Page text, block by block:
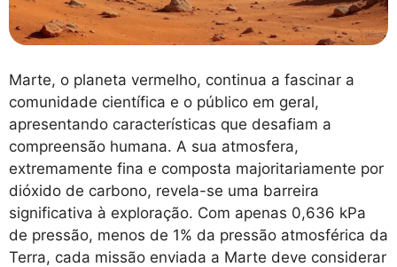
Marte, o planeta vermelho, continua a fascinar a
comunidade científica e o público em geral,
apresentando características que desafiam a
compreensão humana. A sua atmosfera,
extremamente fina e composta majoritariamente por
dióxido de carbono, revela-se uma barreira
significativa à exploração. Com apenas 0,636 kPa
de pressão, menos de 1% da pressão atmosférica da
Terra, cada missão enviada a Marte deve considerar